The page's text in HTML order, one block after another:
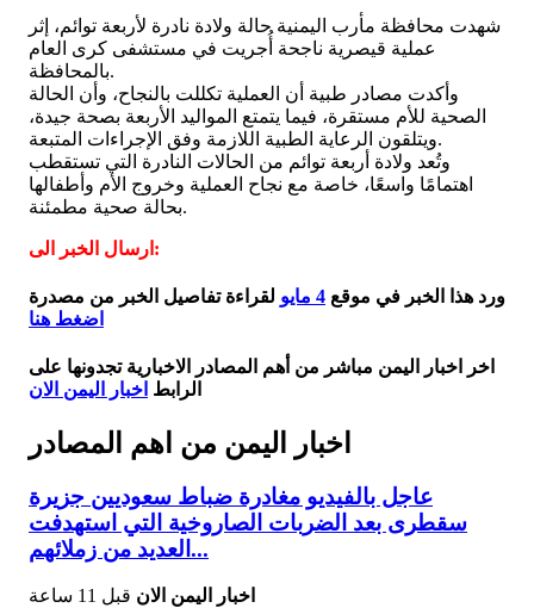
شهدت محافظة مأرب اليمنية حالة ولادة نادرة لأربعة توائم، إثر
عملية قيصرية ناجحة أُجريت في مستشفى كرى العام
بالمحافظة.
وأكدت مصادر طبية أن العملية تكللت بالنجاح، وأن الحالة
الصحية للأم مستقرة، فيما يتمتع المواليد الأربعة بصحة جيدة،
ويتلقون الرعاية الطبية اللازمة وفق الإجراءات المتبعة.
وتُعد ولادة أربعة توائم من الحالات النادرة التي تستقطب
اهتمامًا واسعًا، خاصة مع نجاح العملية وخروج الأم وأطفالها
بحالة صحية مطمئنة.
ارسال الخبر الى:
ورد هذا الخبر في موقع 4 مايو
لقراءة تفاصيل الخبر من مصدرة
اضغط هنا
اخر اخبار اليمن مباشر من أهم المصادر الاخبارية تجدونها على
الرابط اخبار اليمن الان
اخبار اليمن من اهم المصادر
عاجل بالفيديو مغادرة ضباط سعوديين جزيرة
سقطرى بعد الضربات الصاروخية التي استهدفت
العديد من زملائهم...
اخبار اليمن الان قبل 11 ساعة